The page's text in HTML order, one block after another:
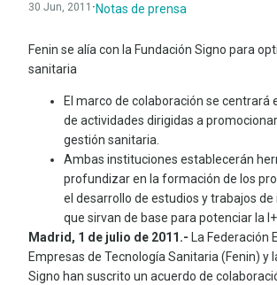
30 Jun, 2011 · Notas de prensa
Fenin se alía con la Fundación Signo para
sanitaria
El marco de colaboración se centrará
de actividades dirigidas a
gestión sanitaria.
Ambas instituciones establecerán
profundizar en la formación de los
el desarrollo de estudios y trabajos
que sirvan de base para potenciar la
Madrid, 1 de julio de 2011.- La Federación
Empresas de Tecnología Sanitaria (Fenin) y
Signo han suscrito un acuerdo de